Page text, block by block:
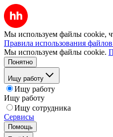
Мы используем файлы cookie,
Правила использования
Мы используем файлы cookie.
Понятно
Ищу работу
Ищу работу
Ищу работу
Ищу сотрудника
Сервисы
Помощь